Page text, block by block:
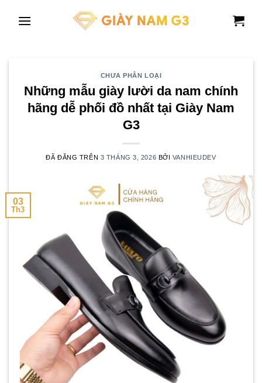
CHƯA PHÂN LOẠI
Những mẫu giày lười da nam chính
hãng dễ phối đồ nhất tại Giày Nam
G3
ĐÃ ĐĂNG TRÊN 3 THÁNG 3, 2026 BỞI VANHIEUDEV
03
Th3